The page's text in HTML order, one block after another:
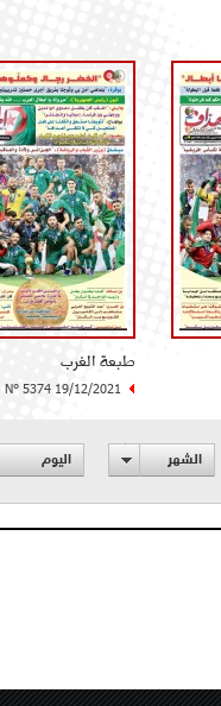
طبعة الغرب
N° 5374 19/12/2021
الشهر اليوم